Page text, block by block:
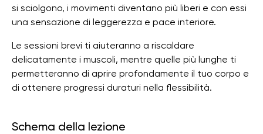
si sciolgono, i movimenti diventano più liberi e con essi
una sensazione di leggerezza e pace interiore.
Le sessioni brevi ti aiuteranno a riscaldare
delicatamente i muscoli, mentre quelle più lunghe ti
permetteranno di aprire profondamente il tuo corpo e
di ottenere progressi duraturi nella flessibilità.
Schema della lezione